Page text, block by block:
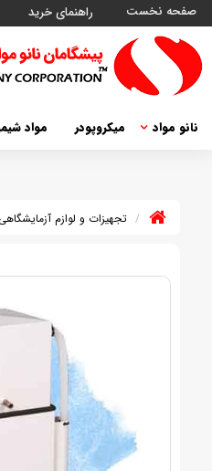
صفحه نخست راهنمای خرید
نانو مواد میکروپودر مواد
تجهیزات و لوازم آزمایشگاهی